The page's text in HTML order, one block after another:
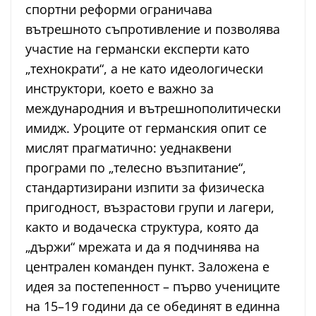
спортни реформи ограничава
вътрешното съпротивление и позволява
участие на германски експерти като
„технократи“, а не като идеологически
инструктори, което е важно за
международния и вътрешнополитически
имидж. Уроците от германския опит се
мислят прагматично: уеднаквени
програми по „телесно възпитание“,
стандартизирани изпити за физическа
пригодност, възрастови групи и лагери,
както и водаческа структура, която да
„държи“ мрежата и да я подчинява на
централен команден пункт. Заложена е
идея за постепенност – първо учениците
на 15–19 години да се обединят в единна